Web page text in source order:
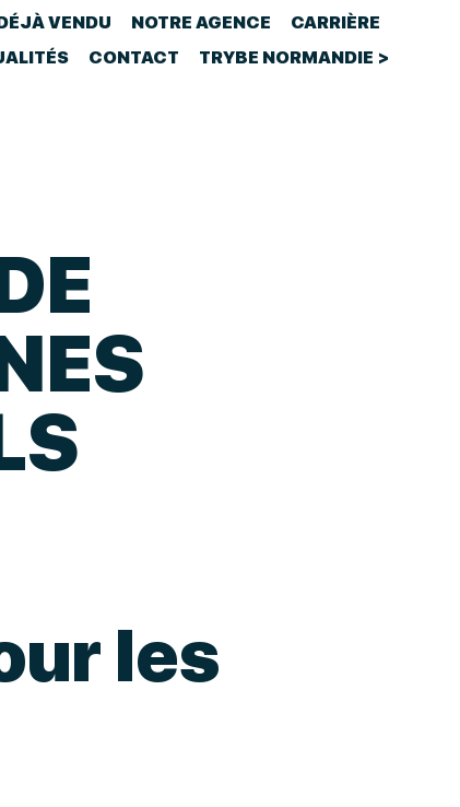
VENDU NOTRE AGENCE
CARRIÈRE
CONTACT TRYBE NORMANDIE >
les